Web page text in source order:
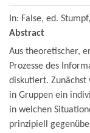
In: False, ed.
Abstract
Aus theoretischer,
Prozesse des
diskutiert.
in Gruppen ein
in welchen
prinzipiell